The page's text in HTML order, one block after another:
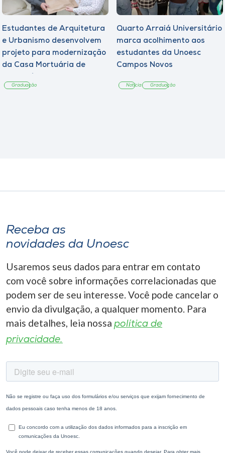
Estudantes de Arquitetura
e Urbanismo desenvolvem
projeto para modernização
da Casa Mortuária de
Graduação
Quarto Arraiá Universitário
marca acolhimento aos
estudantes da Unoesc
Campos Novos
Notícia Graduação
Receba as
novidades da Unoesc
Usaremos seus dados para entrar em contato
com você sobre informações correlacionadas que
podem ser de seu interesse. Você pode cancelar o
envio da divulgação, a qualquer momento. Para
mais detalhes, leia nossa política de
privacidade.